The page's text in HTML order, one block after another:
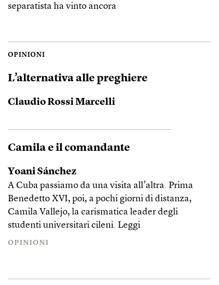
separatista ha vinto ancora
OPINIONI
L’alternativa alle preghiere
Claudio Rossi Marcelli
Camila e il comandante
Yoani Sánchez
A Cuba passiamo da una visita all’altra. Prima
Benedetto XVI, poi, a pochi giorni di distanza,
Camila Vallejo, la carismatica leader degli
studenti universitari cileni. Leggi
OPINIONI